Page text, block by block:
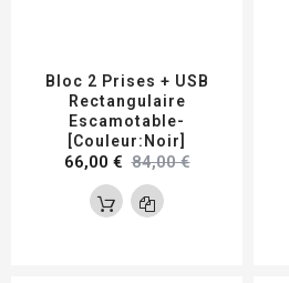
Bloc 2 Prises + USB
Rectangulaire
Escamotable-
[Couleur:Noir]
66,00 € 84,00 €